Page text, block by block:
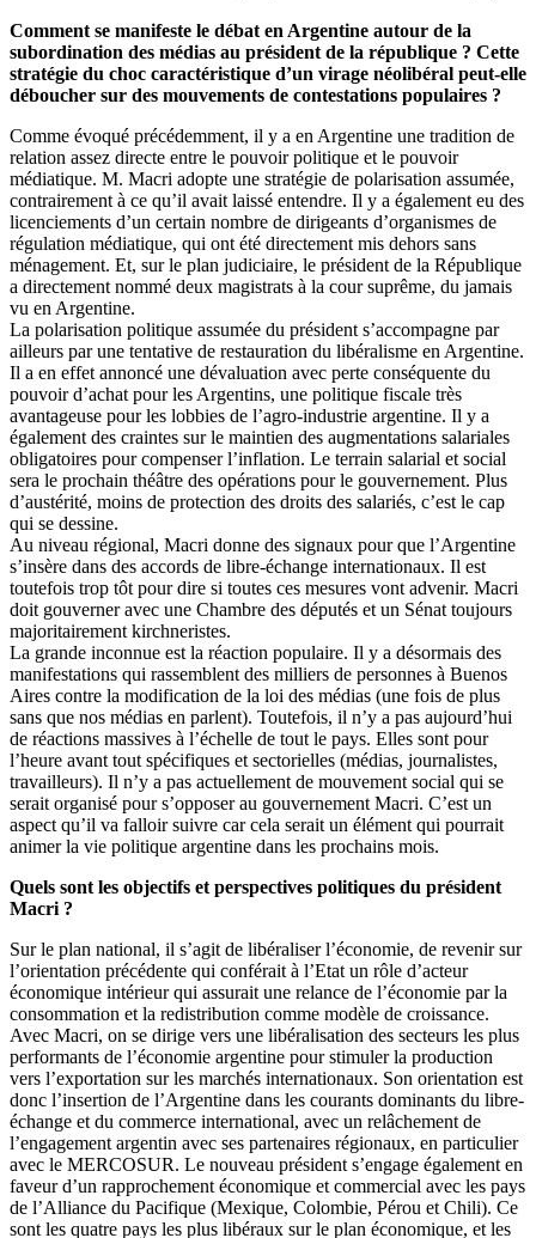
Comment se manifeste le débat en Argentine autour de la
subordination des médias au président de la république ? Cette
stratégie du choc caractéristique d’un virage néolibéral peut-elle
déboucher sur des mouvements de contestations populaires ?
Comme évoqué précédemment, il y a en Argentine une tradition de
relation assez directe entre le pouvoir politique et le pouvoir
médiatique. M. Macri adopte une stratégie de polarisation assumée,
contrairement à ce qu’il avait laissé entendre. Il y a également eu des
licenciements d’un certain nombre de dirigeants d’organismes de
régulation médiatique, qui ont été directement mis dehors sans
ménagement. Et, sur le plan judiciaire, le président de la République
a directement nommé deux magistrats à la cour suprême, du jamais
vu en Argentine.
La polarisation politique assumée du président s’accompagne par
ailleurs par une tentative de restauration du libéralisme en Argentine.
Il a en effet annoncé une dévaluation avec perte conséquente du
pouvoir d’achat pour les Argentins, une politique fiscale très
avantageuse pour les lobbies de l’agro-industrie argentine. Il y a
également des craintes sur le maintien des augmentations salariales
obligatoires pour compenser l’inflation. Le terrain salarial et social
sera le prochain théâtre des opérations pour le gouvernement. Plus
d’austérité, moins de protection des droits des salariés, c’est le cap
qui se dessine.
Au niveau régional, Macri donne des signaux pour que l’Argentine
s’insère dans des accords de libre-échange internationaux. Il est
toutefois trop tôt pour dire si toutes ces mesures vont advenir. Macri
doit gouverner avec une Chambre des députés et un Sénat toujours
majoritairement kirchneristes.
La grande inconnue est la réaction populaire. Il y a désormais des
manifestations qui rassemblent des milliers de personnes à Buenos
Aires contre la modification de la loi des médias (une fois de plus
sans que nos médias en parlent). Toutefois, il n’y a pas aujourd’hui
de réactions massives à l’échelle de tout le pays. Elles sont pour
l’heure avant tout spécifiques et sectorielles (médias, journalistes,
travailleurs). Il n’y a pas actuellement de mouvement social qui se
serait organisé pour s’opposer au gouvernement Macri. C’est un
aspect qu’il va falloir suivre car cela serait un élément qui pourrait
animer la vie politique argentine dans les prochains mois.
Quels sont les objectifs et perspectives politiques du président
Macri ?
Sur le plan national, il s’agit de libéraliser l’économie, de revenir sur
l’orientation précédente qui conférait à l’Etat un rôle d’acteur
économique intérieur qui assurait une relance de l’économie par la
consommation et la redistribution comme modèle de croissance.
Avec Macri, on se dirige vers une libéralisation des secteurs les plus
performants de l’économie argentine pour stimuler la production
vers l’exportation sur les marchés internationaux. Son orientation est
donc l’insertion de l’Argentine dans les courants dominants du libre-
échange et du commerce international, avec un relâchement de
l’engagement argentin avec ses partenaires régionaux, en particulier
avec le MERCOSUR. Le nouveau président s’engage également en
faveur d’un rapprochement économique et commercial avec les pays
de l’Alliance du Pacifique (Mexique, Colombie, Pérou et Chili). Ce
sont les quatre pays les plus libéraux sur le plan économique, et les